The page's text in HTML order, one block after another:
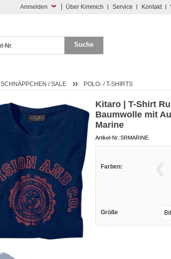
Anmelden Über Kimmich Service Kontakt
SCHNÄPPCHEN / SALE POLO- / T-SHIRTS
Kitaro | T-Shirt
Baumwolle mit
Marine
Artikel-Nr.:SRMARINE
Farben:
Größe